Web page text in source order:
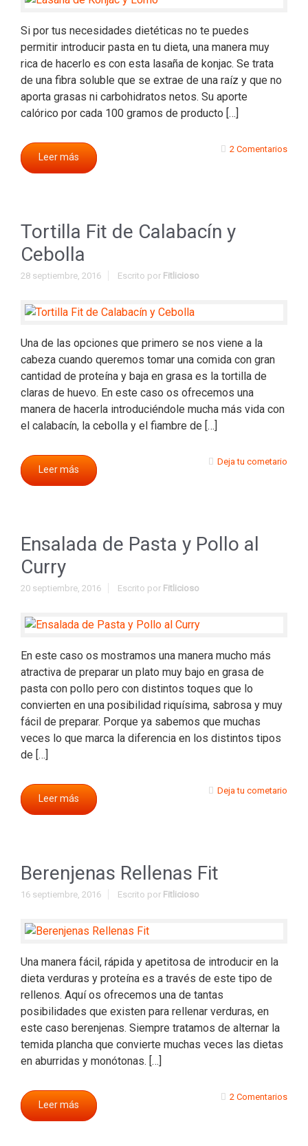
Si por tus necesidades dietéticas no te puedes
permitir introducir pasta en tu dieta, una manera muy
rica de hacerlo es con esta lasaña de konjac. Se trata
de una fibra soluble que se extrae de una raíz y que no
aporta grasas ni carbohidratos netos. Su aporte
calórico por cada 100 gramos de producto […]
Leer más
2 Comentarios
Tortilla Fit de Calabacín y
Cebolla
28 septiembre, 2016 Escrito por Fitlicioso
Una de las opciones que primero se nos viene a la
cabeza cuando queremos tomar una comida con gran
cantidad de proteína y baja en grasa es la tortilla de
claras de huevo. En este caso os ofrecemos una
manera de hacerla introduciéndole mucha más vida con
el calabacín, la cebolla y el fiambre de […]
Leer más
Deja tu cometario
Ensalada de Pasta y Pollo al
Curry
20 septiembre, 2016 Escrito por Fitlicioso
En este caso os mostramos una manera mucho más
atractiva de preparar un plato muy bajo en grasa de
pasta con pollo pero con distintos toques que lo
convierten en una posibilidad riquísima, sabrosa y muy
fácil de preparar. Porque ya sabemos que muchas
veces lo que marca la diferencia en los distintos tipos
de […]
Leer más
Deja tu cometario
Berenjenas Rellenas Fit
16 septiembre, 2016 Escrito por Fitlicioso
Una manera fácil, rápida y apetitosa de introducir en la
dieta verduras y proteína es a través de este tipo de
rellenos. Aquí os ofrecemos una de tantas
posibilidades que existen para rellenar verduras, en
este caso berenjenas. Siempre tratamos de alternar la
temida plancha que convierte muchas veces las dietas
en aburridas y monótonas. […]
Leer más
2 Comentarios